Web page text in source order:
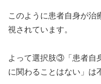
このように患者自身が治
視されています。
よって選択肢③「患者自
に関わることはない」は